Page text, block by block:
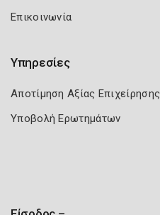
Επικοινωνία
Υπηρεσίες
Αποτίμηση Αξίας Επιχείρησης
Υποβολή Ερωτημάτων